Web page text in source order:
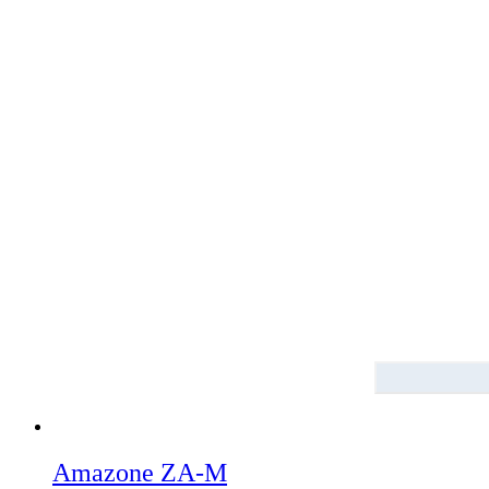
Amazone ZA-M